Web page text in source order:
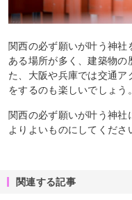
関西の必ず願いが叶う神社
ある場所が多く、建築物の
た、大阪や兵庫では交通ア
をするのも楽しいでしょう。
関西の必ず願いが叶う神社
よりよいものにしてくださ
関連する記事